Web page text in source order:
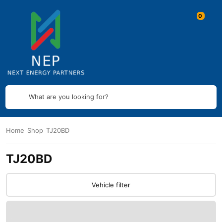
What are you looking for?
Home Shop TJ20BD
TJ20BD
Vehicle filter